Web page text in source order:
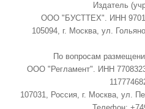
Издатель
ООО "БУСТТЕХ". ИНН
105094, г. Москва, ул.
По вопросам
ООО "Регламент". ИНН
107031, Россия, г. Москва, ул.